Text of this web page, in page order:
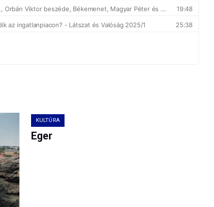
KULTÚRA
Eger